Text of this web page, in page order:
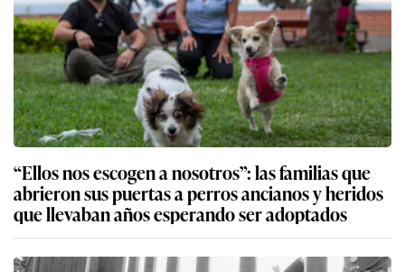
“Ellos nos escogen a nosotros”: las familias que
abrieron sus puertas a perros ancianos y heridos
que llevaban años esperando ser adoptados